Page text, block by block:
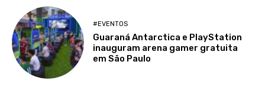
#EVENTOS
Guaraná Antarctica e PlayStation
inauguram arena gamer gratuita
em São Paulo